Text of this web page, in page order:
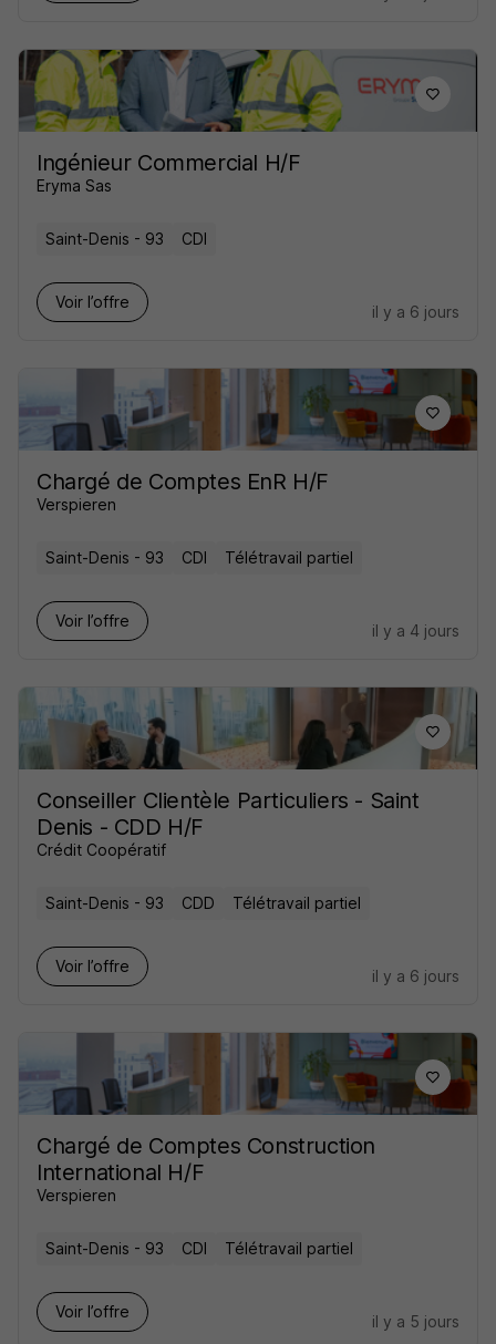
Ingénieur Commercial H/F
Eryma Sas
Saint-Denis - 93 CDI
Voir l’offre
il y a 6 jours
Chargé de Comptes EnR H/F
Verspieren
Saint-Denis - 93 CDI Télétravail partiel
Voir l’offre
il y a 4 jours
Conseiller Clientèle Particuliers - Saint
Denis - CDD H/F
Crédit Coopératif
Saint-Denis - 93 CDD Télétravail partiel
Voir l’offre
il y a 6 jours
Chargé de Comptes Construction
International H/F
Verspieren
Saint-Denis - 93 CDI Télétravail partiel
Voir l’offre
il y a 5 jours